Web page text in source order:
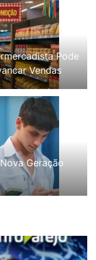
Pode
Vendas
Geração